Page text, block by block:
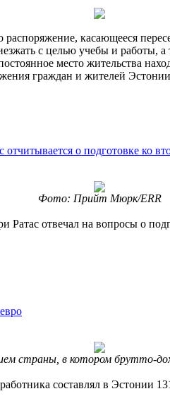
распоряжение, касающееся
с целью учебы и работы,
место жительства
граждан и жителей Эстонии
о подготовке ко
Фото: Прийт Мюрк/ERR
отвечал на вопросы о
страны, в котором брутто-
составлял в Эстонии